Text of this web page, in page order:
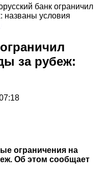
банк ограничил
названы условия
за рубеж:
ограничения на
Об этом сообщает